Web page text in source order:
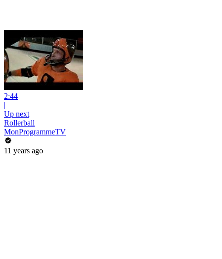
2:44
|
Up next
Rollerball
MonProgrammeTV
11 years ago